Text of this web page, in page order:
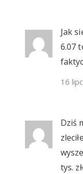
Jak
6.07
16
Dziś
tys.